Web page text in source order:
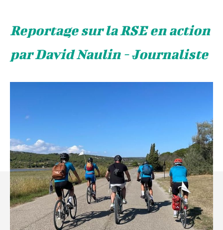
Reportage sur la RSE en action
par David Naulin - Journaliste